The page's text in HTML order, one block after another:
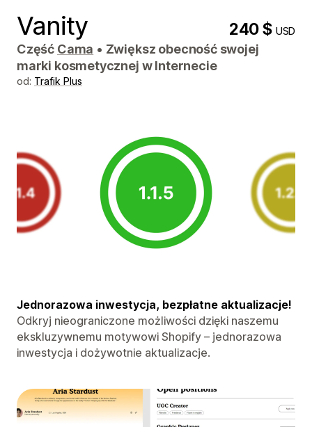
Vanity 240 $USD
Część Cama • Zwiększ obecność swojej
marki kosmetycznej w Internecie
od: Trafik Plus
Jednorazowa inwestycja, bezpłatne aktualizacje!
Odkryj nieograniczone możliwości dzięki naszemu
ekskluzywnemu motywowi Shopify – jednorazowa
inwestycja i dożywotnie aktualizacje.